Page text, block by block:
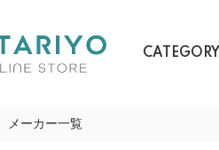
CATEGORY
メーカー一覧